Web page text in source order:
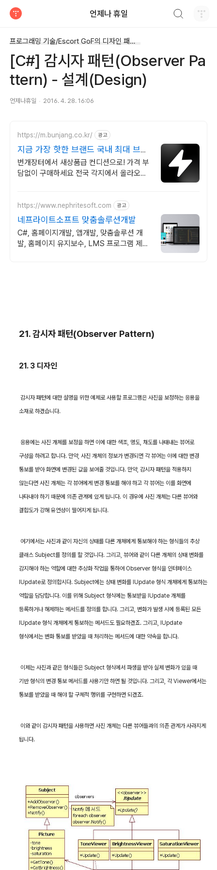
언제나 휴일
프로그래밍 기술/Escort GoF의 디자인 패턴 C#
[C#] 감시자 패턴(Observer Pa
ttern) - 설계(Design)
언제나휴일 2016. 4. 28. 16:06
https://m.bunjang.co.kr/ 광고
지금 가장 핫한 브랜드 국내 최대 브랜
드 중고거래
번개장터에서 새상품급 컨디션으로! 가격 부
담없이 구매하세요 전국 각지에서 올라오는
https://www.nephritesoft.com 광고
네프라이트소프트 맞춤솔루션개발
C#, 홈페이지개발, 앱개발, 맞춤솔루션 개
발, 홈페이지 유지보수, LMS 프로그램 제작
21.감시자 패턴(Observer Pattern)
21. 3 디자인
감시자 패턴에 대한 설명을 위한 예제로 사용할 프로그램은 사진을 보정하는 응용을
소재로 하겠습니다.
응용에는 사진 개체를 보정을 하면 이에 대한 색조, 명도, 채도를 나태내는 뷰어로
구성을 하려고 합니다. 만약, 사진 개체의 정보가 변경되면 각 뷰어는 이에 대한 변경
통보를 받아 화면에 변경된 값을 보여줄 것입니다. 만약, 감시자 패턴을 적용하지
않는다면 사진 개체는 각 뷰어에게 변경 통보를 해야 하고 각 뷰어는 이를 화면에
나타내야 하기 때문에 의존 관계에 있게 됩니다. 이 경우에 사진 개체는 다른 뷰어와
결합도가 강해 유연성이 떨어지게 됩니다.
여기에서는 사진과 같이 자신의 상태를 다른 개체에게 통보해야 하는 형식들의 추상
클래스Subject를 정의를 할 것입니다. 그리고, 뷰어와 같이 다른 개체의 상태 변화를
감지해야 하는 역할에 대한 추상화 작업을 통하여 Observer형식을 인터페이스
IUpdate로 정의합시다. Subject에는 상태 변화를 IUpdate 형식 개체에게 통보하는
역할을 담당합니다. 이를 위해 Subject 형식에는 통보받을 IUpdate 개체를
등록하거나 해제하는 메서드를 정의를 합니다. 그리고, 변화가 발생 시에 등록된 모든
IUpdate 형식 개체에게 통보하는 메서드도 필요하겠죠. 그리고, IUpdate
형식에서는 변화 통보를 받았을 때 처리하는 메서드에 대한 약속을 합니다.
이제는 사진과 같은 형식들은 Subject형식에서 파생을 받아 실제 변화가 있을 때
기반 형식의 변경 통보 메서드를 사용기만 하면 될 것입니다. 그리고, 각Viewer에서는
통보를 받았을 때 해야 할 구체적 행위를 구현하면 되겠죠.
이와 같이 감시자 패턴을 사용하면 사진 개체는 다른 뷰어들과의 의존 관계가 사라지게
됩니다.